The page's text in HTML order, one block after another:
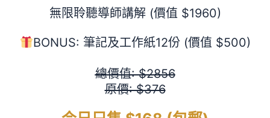
無限聆聽導師講解 (價值 $1960)
BONUS: 筆記及工作紙12份 (價值 $500)
總價值: $2856
原價: $376